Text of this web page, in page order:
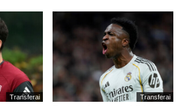
Transferai Transferai